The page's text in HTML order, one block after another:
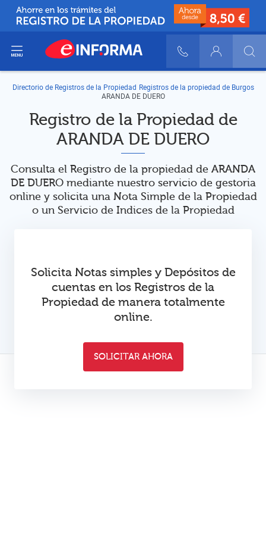
900 10 30 20
Login
del menú
Directorio de Registros de la Propiedad Registros de la propiedad de Burgos
ARANDA DE DUERO
Registro de la Propiedad de
ARANDA DE DUERO
Consulta el Registro de la propiedad de ARANDA
DE DUERO mediante nuestro servicio de gestoria
online y solicita una Nota Simple de la Propiedad
o un Servicio de Indices de la Propiedad
Solicita Notas simples y Depósitos de
cuentas en los Registros de la
Propiedad de manera totalmente
online.
SOLICITAR AHORA